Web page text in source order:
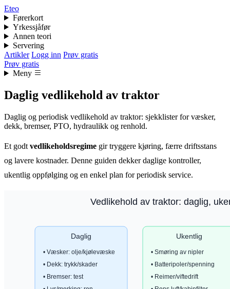
Eteo
Førerkort
Yrkessjåfør
Annen teori
Servering
Artikler Logg inn Prøv gratis
Prøv gratis
Meny
Daglig vedlikehold av traktor
Daglig og periodisk vedlikehold av traktor: sjekklister for væsker,
dekk, bremser, PTO, hydraulikk og renhold.
Et godt vedlikeholdsregime gir tryggere kjøring, færre driftsstans
og lavere kostnader. Denne guiden dekker daglige kontroller,
ukentlig oppfølging og en enkel plan for periodisk service.